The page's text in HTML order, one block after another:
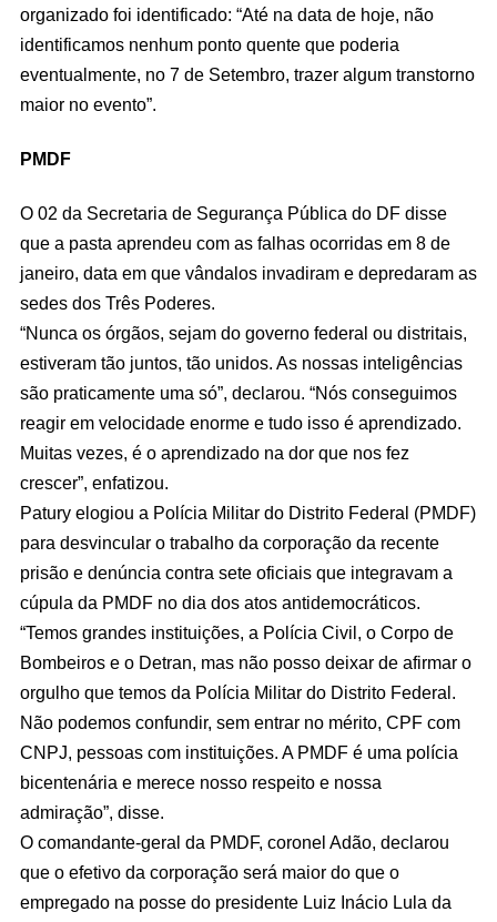
organizado foi identificado: “Até na data de hoje, não
identificamos nenhum ponto quente que poderia
eventualmente, no 7 de Setembro, trazer algum transtorno
maior no evento”.
PMDF
O 02 da Secretaria de Segurança Pública do DF disse
que a pasta aprendeu com as falhas ocorridas em 8 de
janeiro, data em que vândalos invadiram e depredaram as
sedes dos Três Poderes.
“Nunca os órgãos, sejam do governo federal ou distritais,
estiveram tão juntos, tão unidos. As nossas inteligências
são praticamente uma só”, declarou. “Nós conseguimos
reagir em velocidade enorme e tudo isso é aprendizado.
Muitas vezes, é o aprendizado na dor que nos fez
crescer”, enfatizou.
Patury elogiou a Polícia Militar do Distrito Federal (PMDF)
para desvincular o trabalho da corporação da recente
prisão e denúncia contra sete oficiais que integravam a
cúpula da PMDF no dia dos atos antidemocráticos.
“Temos grandes instituições, a Polícia Civil, o Corpo de
Bombeiros e o Detran, mas não posso deixar de afirmar o
orgulho que temos da Polícia Militar do Distrito Federal.
Não podemos confundir, sem entrar no mérito, CPF com
CNPJ, pessoas com instituições. A PMDF é uma polícia
bicentenária e merece nosso respeito e nossa
admiração”, disse.
O comandante-geral da PMDF, coronel Adão, declarou
que o efetivo da corporação será maior do que o
empregado na posse do presidente Luiz Inácio Lula da